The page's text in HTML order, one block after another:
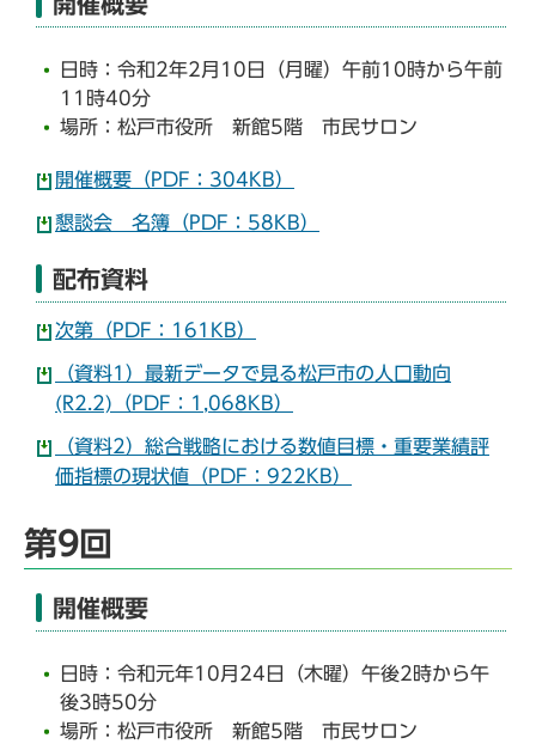
日時：令和2年2月10日（月曜）午前10時から午前
11時40分
場所：松戸市役所 新館5階 市民サロン
開催概要（PDF：304KB）
懇談会 名簿（PDF：58KB）
配布資料
次第（PDF：161KB）
（資料1）最新データで見る松戸市の人口動向
(R2.2)（PDF：1,068KB）
（資料2）総合戦略における数値目標・重要業績評
価指標の現状値（PDF：922KB）
第9回
開催概要
日時：令和元年10月24日（木曜）午後2時から午
後3時50分
場所：松戸市役所 新館5階 市民サロン